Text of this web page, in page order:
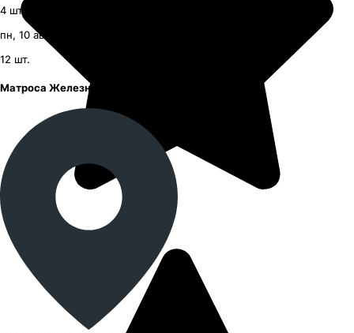
4 шт.
пн, 10 августа, с 16:00
12 шт.
Матроса Железняка